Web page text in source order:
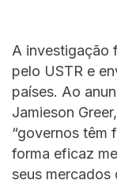
A investigação
pelo USTR e
países. Ao
Jamieson
“governos têm
forma eficaz
seus